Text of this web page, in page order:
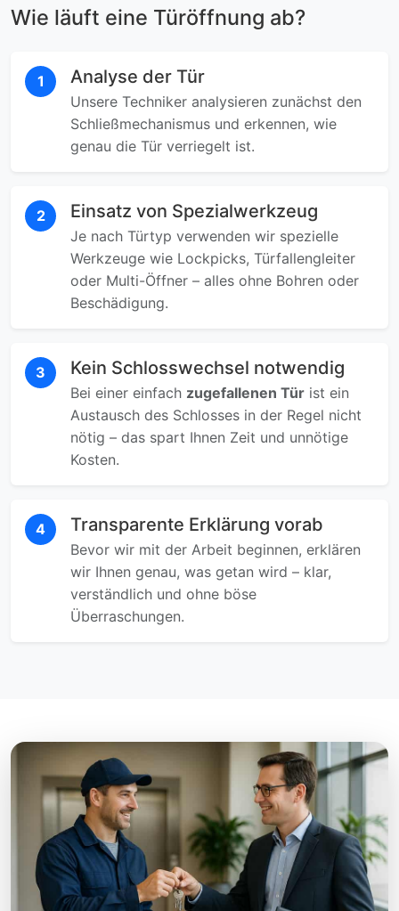
Wie läuft eine Türöffnung ab?
1 Analyse der Tür
Unsere Techniker analysieren zunächst den
Schließmechanismus und erkennen, wie
genau die Tür verriegelt ist.
2 Einsatz von Spezialwerkzeug
Je nach Türtyp verwenden wir spezielle
Werkzeuge wie Lockpicks, Türfallengleiter
oder Multi-Öffner – alles ohne Bohren oder
Beschädigung.
3 Kein Schlosswechsel notwendig
Bei einer einfach zugefallenen Tür ist ein
Austausch des Schlosses in der Regel nicht
nötig – das spart Ihnen Zeit und unnötige
Kosten.
4 Transparente Erklärung vorab
Bevor wir mit der Arbeit beginnen, erklären
wir Ihnen genau, was getan wird – klar,
verständlich und ohne böse
Überraschungen.